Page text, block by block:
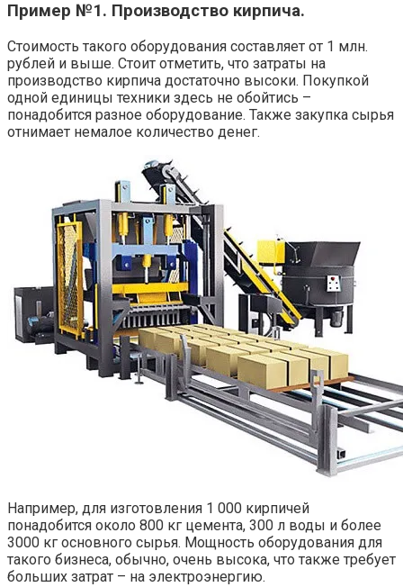
Пример №1. Производство кирпича.
Стоимость такого оборудования составляет от 1 млн.
рублей и выше. Стоит отметить, что затраты на
производство кирпича достаточно высоки. Покупкой
одной единицы техники здесь не обойтись –
понадобится разное оборудование. Также закупка сырья
отнимает немалое количество денег.
Например, для изготовления 1 000 кирпичей
понадобится около 800 кг цемента, 300 л воды и более
3000 кг основного сырья. Мощность оборудования для
такого бизнеса, обычно, очень высока, что также требует
больших затрат – на электроэнергию.